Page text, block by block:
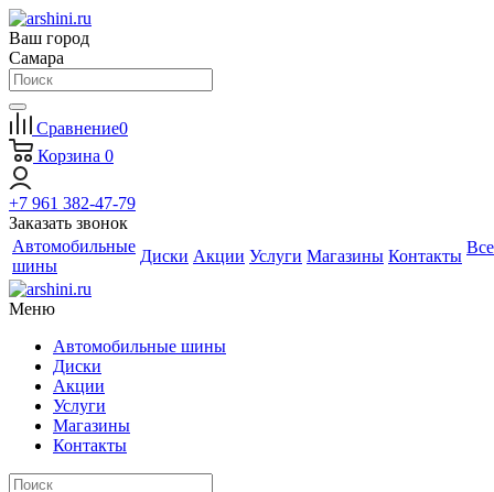
Ваш город
Самара
Сравнение0
Корзина 0
+7 961 382-47-79
Заказать звонок
Автомобильные
шины
Диски Акции Услуги Магазины Контакты Все
Меню
Автомобильные шины
Диски
Акции
Услуги
Магазины
Контакты